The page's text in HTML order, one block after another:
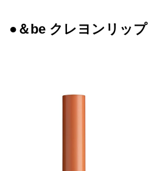
●＆be クレヨンリップ